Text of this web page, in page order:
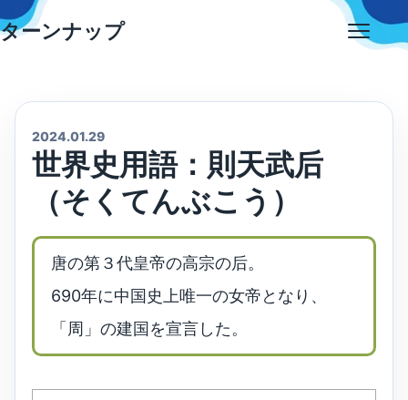
Skip
to
ターンナップ
2024.01.29
世界史用語：則天武后
（そくてんぶこう）
唐の第３代皇帝の高宗の后。
690年に中国史上唯一の女帝となり、
「周」の建国を宣言した。